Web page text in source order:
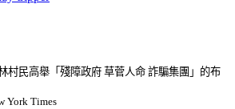
村民高舉「殘障政府 草菅人命 詐騙集團」的布
York Times